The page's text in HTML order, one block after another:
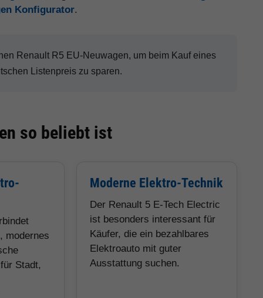
Konfigurator.
Renault R5 EU-Neuwagen, um beim Kauf eines
Listenpreis zu sparen.
so beliebt ist
modernes
Stadt,
Moderne Elektro-Technik
Der Renault 5 E-Tech Electric
ist besonders interessant für
Käufer, die ein bezahlbares
Elektroauto mit guter
Ausstattung suchen.